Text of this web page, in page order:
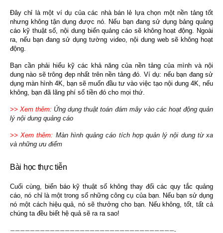
Đây chỉ là một ví dụ của các nhà bán lẻ lựa chọn một nền tảng tốt
nhưng không tận dụng được nó. Nếu bạn đang sử dụng bảng quảng
cáo kỹ thuật số, nội dung biển quảng cáo sẽ không hoạt động. Ngoài
ra, nếu bạn đang sử dụng tường video, nội dung web sẽ không hoạt
động.
Bạn cần phải hiểu kỹ các khả năng của nền tảng của mình và nội
dung nào sẽ trông đẹp nhất trên nền tảng đó. Ví dụ: nếu bạn đang sử
dụng màn hình 4K, bạn sẽ muốn đầu tư vào việc tạo nội dung 4K, nếu
không, bạn đã lãng phí số tiền đó cho mọi thứ.
>> Xem thêm: Ứng dụng thuật toán đám mây vào các hoạt động quản
lý nội dung quảng cáo
>> Xem thêm: Màn hình quảng cáo tích hợp quản lý nội dung từ xa
và những ưu điểm
Bài học thực tiễn
Cuối cùng, biển báo kỹ thuật số không thay đổi các quy tắc quảng
cáo, nó chỉ là một trong số những công cụ của bạn. Nếu bạn sử dụng
nó một cách hiệu quả, nó sẽ thưởng cho bạn. Nếu không, tốt, tất cả
chúng ta đều biết hệ quả sẽ ra ra sao!
—————————————————————————————————-